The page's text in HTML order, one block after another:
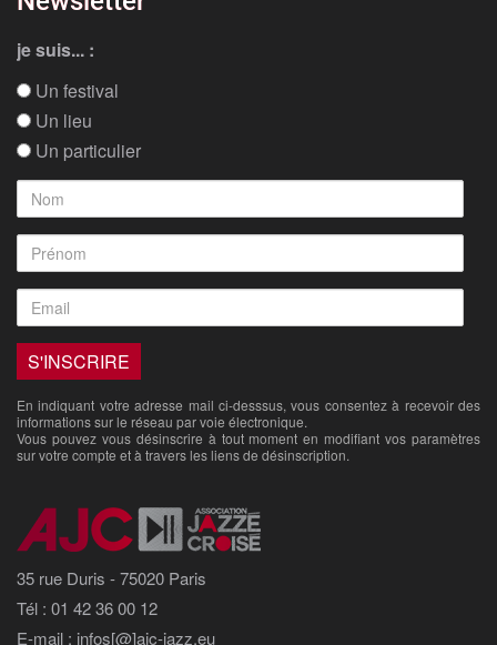
je suis... :
Un festival
Un lieu
Un particulier
En indiquant votre adresse mail ci-desssus, vous consentez à recevoir des
informations sur le réseau par voie électronique.
Vous pouvez vous désinscrire à tout moment en modifiant vos paramètres
sur votre compte et à travers les liens de désinscription.
35 rue Duris - 75020 Paris
Tél : 01 42 36 00 12
E-mail : infos[@]ajc-jazz.eu